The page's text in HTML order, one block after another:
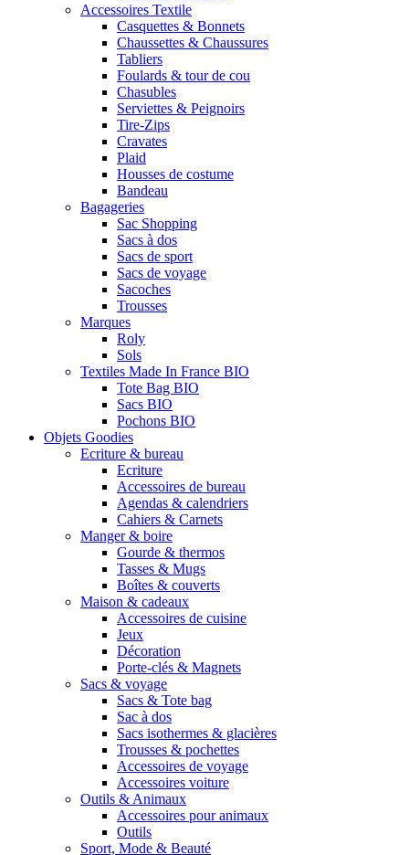
Accessoires Textile
Casquettes & Bonnets
Chaussettes & Chaussures
Tabliers
Foulards & tour de cou
Chasubles
Serviettes & Peignoirs
Tire-Zips
Cravates
Plaid
Housses de costume
Bandeau
Bagageries
Sac Shopping
Sacs à dos
Sacs de sport
Sacs de voyage
Sacoches
Trousses
Marques
Roly
Sols
Textiles Made In France BIO
Tote Bag BIO
Sacs BIO
Pochons BIO
Objets Goodies
Ecriture & bureau
Ecriture
Accessoires de bureau
Agendas & calendriers
Cahiers & Carnets
Manger & boire
Gourde & thermos
Tasses & Mugs
Boîtes & couverts
Maison & cadeaux
Accessoires de cuisine
Jeux
Décoration
Porte-clés & Magnets
Sacs & voyage
Sacs & Tote bag
Sac à dos
Sacs isothermes & glacières
Trousses & pochettes
Accessoires de voyage
Accessoires voiture
Outils & Animaux
Accessoires pour animaux
Outils
Sport, Mode & Beauté